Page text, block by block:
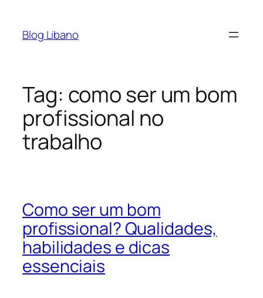
Blog Libano
Tag: como ser um bom
profissional no
trabalho
Como ser um bom
profissional? Qualidades,
habilidades e dicas
essenciais